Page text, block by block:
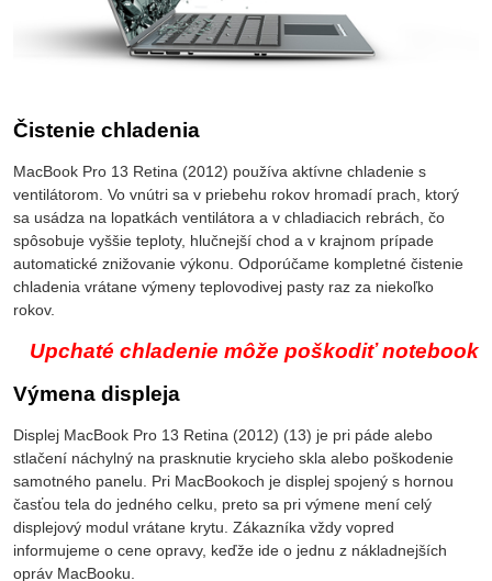
Čistenie chladenia
MacBook Pro 13 Retina (2012) používa aktívne chladenie s
ventilátorom. Vo vnútri sa v priebehu rokov hromadí prach, ktorý
sa usádza na lopatkách ventilátora a v chladiacich rebrách, čo
spôsobuje vyššie teploty, hlučnejší chod a v krajnom prípade
automatické znižovanie výkonu. Odporúčame kompletné čistenie
chladenia vrátane výmeny teplovodivej pasty raz za niekoľko
rokov.
Upchaté chladenie môže poškodiť notebook
Výmena displeja
Displej MacBook Pro 13 Retina (2012) (13) je pri páde alebo
stlačení náchylný na prasknutie krycieho skla alebo poškodenie
samotného panelu. Pri MacBookoch je displej spojený s hornou
časťou tela do jedného celku, preto sa pri výmene mení celý
displejový modul vrátane krytu. Zákazníka vždy vopred
informujeme o cene opravy, keďže ide o jednu z nákladnejších
opráv MacBooku.